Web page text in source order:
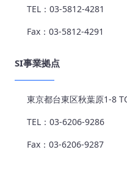
TEL：03-5812-4281
Fax：03-5812-4291
SI事業拠点
東京都台東区秋葉原1-8
TEL：03-6206-9286
Fax：03-6206-9287